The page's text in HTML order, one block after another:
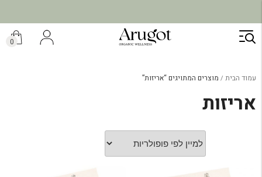
דילוג
לתוכן
0
עמוד הבית מוצרים המתויגים “אריזות”
אריזות